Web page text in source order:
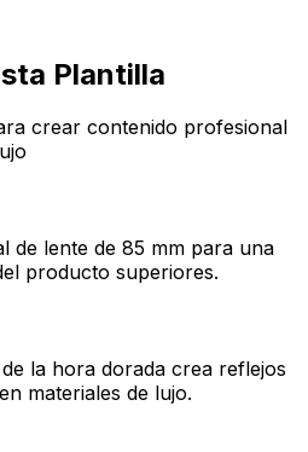
Plantilla
crear contenido profesional
de lente de 85 mm para una
producto superiores.
la hora dorada crea reflejos
materiales de lujo.